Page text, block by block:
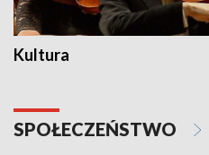
Kultura
SPOŁECZEŃSTWO